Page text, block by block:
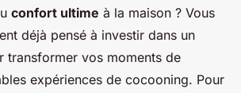
plaid pour un
à la maison
•7 min de lecture
confort ultime à la maison ? Vous
déjà pensé à investir dans un
transformer vos moments de
expériences de cocooning. Pour